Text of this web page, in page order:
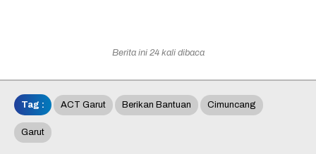
Berita ini 24 kali dibaca
Tag : ACT Garut Berikan Bantuan Cimuncang
Garut